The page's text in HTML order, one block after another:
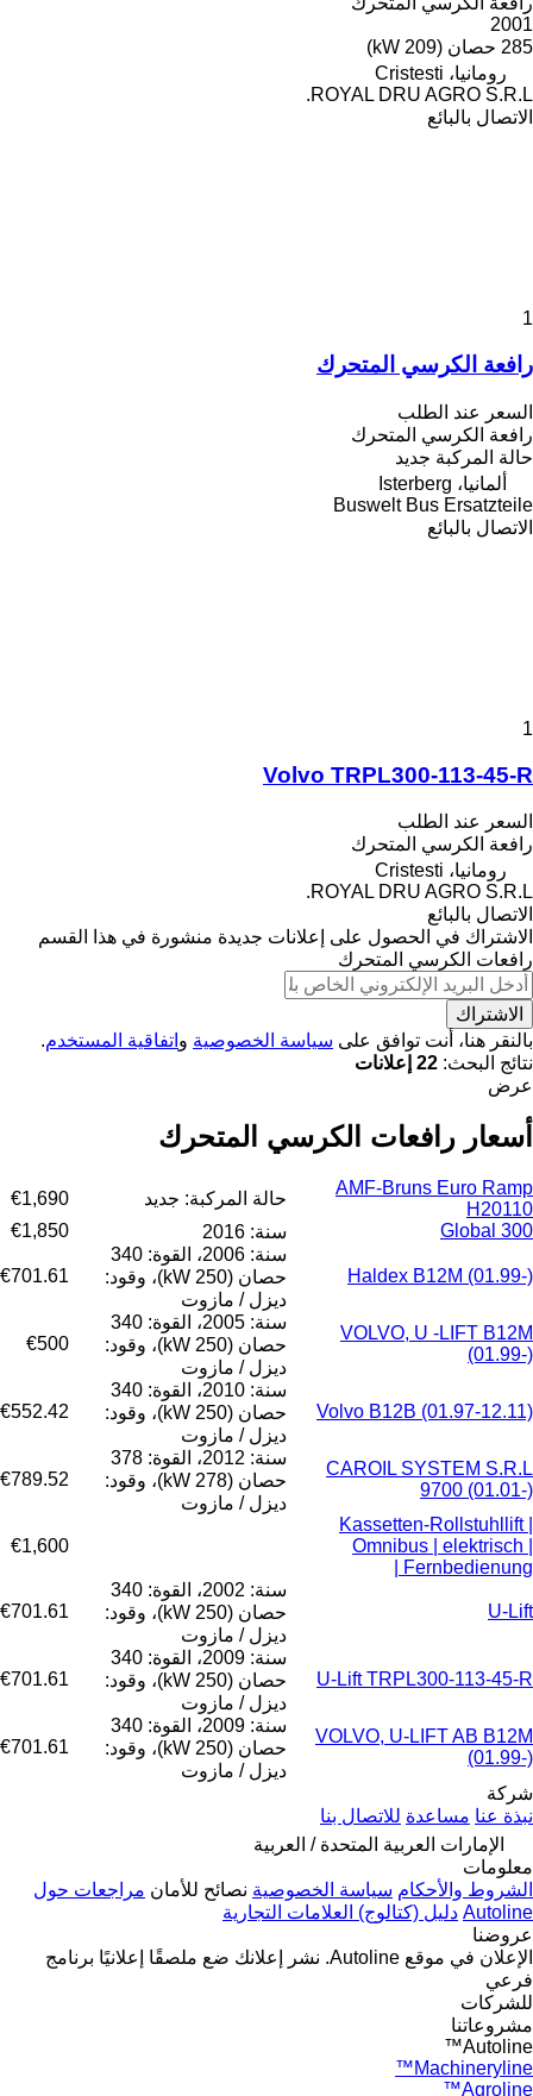
2001
285 حصان (209 kW)
رومانيا، Cristesti
ROYAL DRU AGRO S.R.L.
الاتصال بالبائع
1
رافعة الكرسي المتحرك
السعر عند الطلب
رافعة الكرسي المتحرك
حالة المركبة جديد
ألمانيا، Isterberg
Buswelt Bus Ersatzteile
الاتصال بالبائع
1
Volvo TRPL300-113-45-R
السعر عند الطلب
رافعة الكرسي المتحرك
رومانيا، Cristesti
ROYAL DRU AGRO S.R.L.
الاتصال بالبائع
الاشتراك في الحصول على إعلانات جديدة منشورة في هذا القسم
رافعات الكرسي المتحرك
الاشتراك
بالنقر هنا، أنت توافق على سياسة الخصوصية و اتفاقية المستخدم.
نتائج البحث: 22 إعلانات
عرض
أسعار رافعات الكرسي المتحرك
AMF-Bruns Euro Ramp
H20110
حالة المركبة: جديد
€1,690
Global 300
سنة: 2016 €1,850
Haldex B12M (01.99-)
سنة: 2006، القوة: 340
حصان (250 kW)، وقود:
ديزل / مازوت
€701.61
VOLVO, U -LIFT B12M
(01.99-)
سنة: 2005، القوة: 340
حصان (250 kW)، وقود:
ديزل / مازوت
€500
Volvo B12B (01.97-12.11)
سنة: 2010، القوة: 340
حصان (250 kW)، وقود:
ديزل / مازوت
€552.42
CAROIL SYSTEM S.R.L
9700 (01.01-)
سنة: 2012، القوة: 378
حصان (278 kW)، وقود:
ديزل / مازوت
€789.52
Kassetten-Rollstuhllift |
Omnibus | elektrisch |
Fernbedienung |
€1,600
U-Lift
سنة: 2002، القوة: 340
حصان (250 kW)، وقود:
ديزل / مازوت
€701.61
U-Lift TRPL300-113-45-R
سنة: 2009، القوة: 340
حصان (250 kW)، وقود:
ديزل / مازوت
€701.61
VOLVO, U-LIFT AB B12M
(01.99-)
سنة: 2009، القوة: 340
حصان (250 kW)، وقود:
ديزل / مازوت
€701.61
شركة
نبذة عنا مساعدة للاتصال بنا
الإمارات العربية المتحدة / العربية
معلومات
الشروط والأحكام سياسة الخصوصية نصائح للأمان مراجعات حول
Autoline دليل (كتالوج) العلامات التجارية
عروضنا
الإعلان في موقع Autoline.
نشر إعلانك ضع ملصقًا إعلانيًا برنامج
فرعي
للشركات
مشروعاتنا
Autoline™
Machineryline™
Agroline™